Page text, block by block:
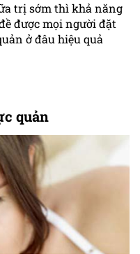
trị sớm thì khả năng
được mọi người đặt
ở đâu hiệu quả
quản